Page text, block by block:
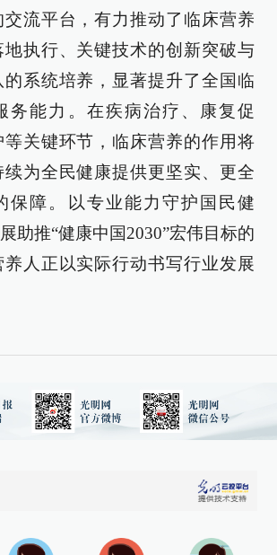
流平台，有力推动了临床营养
执行、关键技术的创新突破与
系统培养，显著提升了全国临
务能力。在疾病治疗、康复促
关键环节，临床营养的作用将
为全民健康提供更坚实、更全
保障。以专业能力守护国民健
助推“健康中国2030”宏伟目标的
人正以实际行动书写行业发展